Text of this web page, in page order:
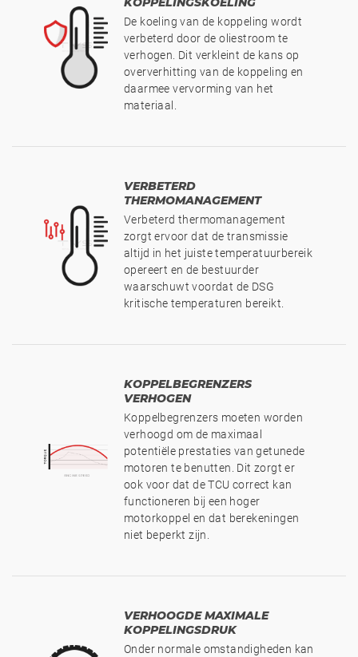
Optimized
Cruise
Control
Program
Optimized
Cruise
Control
Program
Optimized
Cruise
Control
Program
Optimized
Cruise
Control
Program
Optimized
Cruise
Control
Program
De koeling van de koppeling wordt
verbeterd door de oliestroom te
verhogen. Dit verkleint de kans op
oververhitting van de koppeling en
daarmee vervorming van het
materiaal.
VERBETERD
THERMOMANAGEMENT
Verbeterd thermomanagement
zorgt ervoor dat de transmissie
altijd in het juiste temperatuurbereik
opereert en de bestuurder
waarschuwt voordat de DSG
kritische temperaturen bereikt.
KOPPELBEGRENZERS
VERHOGEN
Koppelbegrenzers moeten worden
verhoogd om de maximaal
potentiële prestaties van getunede
motoren te benutten. Dit zorgt er
ook voor dat de TCU correct kan
functioneren bij een hoger
motorkoppel en dat berekeningen
niet beperkt zijn.
VERHOOGDE MAXIMALE
KOPPELINGSDRUK
Onder normale omstandigheden kan